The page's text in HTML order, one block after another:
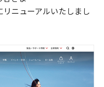
リニューアルいたしまし